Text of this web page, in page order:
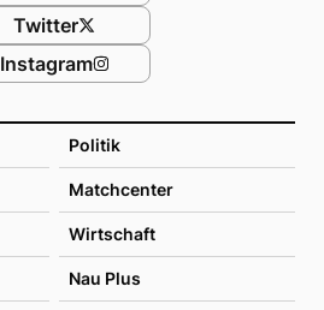
Politik
Matchcenter
Wirtschaft
Nau Plus
Twitter
Instagram